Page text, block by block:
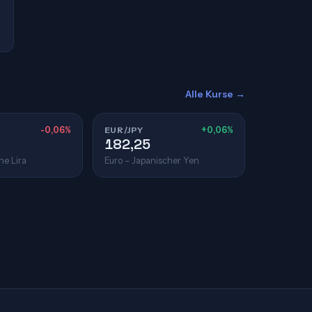
Alle Kurse →
-0,06%
Lira
EUR/JPY +0,06%
182,25
Euro – Japanischer Yen